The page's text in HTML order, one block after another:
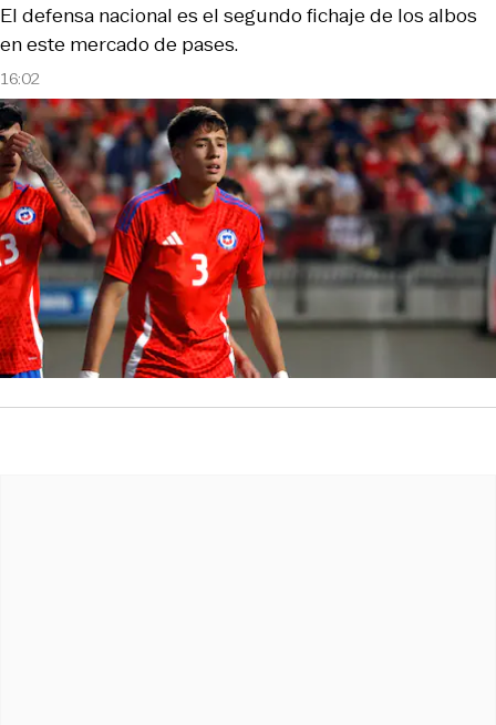
16:02
El defensa nacional es el segundo fichaje de los albos
en este mercado de pases.